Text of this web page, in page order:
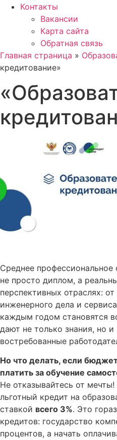
Контакты
Вакансии
Карта сайта
Обратная связь
Главная страница »
кредитование»
Среднее профессиональное
не просто диплом, а
перспективных отраслях:
инженерного дела и
каждым годом становятся
дают не только знания, но
востребованные
Но что делать, если
платить за обучение
Не отказывайтесь от мечты!
льготный кредит на
ставкой всего 3%. Это
кредитов: государство
процентов, а начать